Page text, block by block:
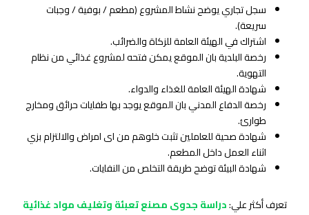
سجل تجاري يوضح نشاط المشروع (مطعم / بوفية / وجبات
سريعة).
اشتراك في الهيئة العامة للزكاة والضرائب.
رخصة البلدية بان الموقع يمكن فتحه لمشروع غذائي من نظام
التهوية.
شهادة الهيئة العامة للغذاء والدواء.
رخصة الدفاع المدني بان الموقع يوجد بها طفايات حرائق ومخارج
طوارئ.
شهادة صحية للعاملين تثبت خلوهم من اى امراض والالتزام بزي
اثناء العمل داخل المطعم.
شهادة البيئة توضح طريقة التخلص من النفايات.
تعرف أكثر علي:دراسة جدوى مصنع تعبئة وتغليف مواد غذائية